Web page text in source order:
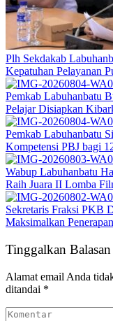
Plh Sekdakab
Kepatuhan Pelayanan
Pemkab Labuhanbatu
Pelajar Disiapkan
Pemkab Labuhanbatu
Kompetensi PBJ bagi
Wabup Labuhanbatu
Raih Juara II Lomba
Sekretaris Fraksi PKB
Maksimalkan
Tinggalkan Balasan
Alamat email Anda
ditandai *